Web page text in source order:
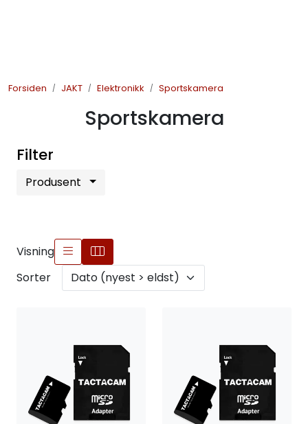
Forsiden JAKT Elektronikk Sportskamera
Sportskamera
Filter
Produsent
Visning
Sorter
FISKE